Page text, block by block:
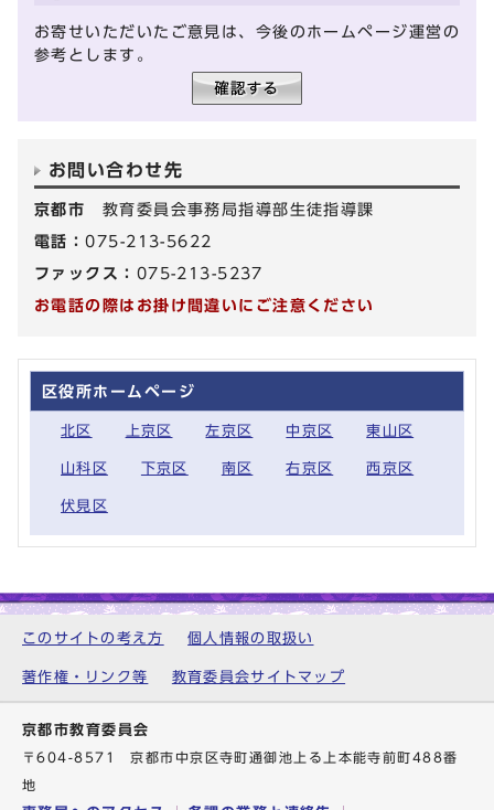
お寄せいただいたご意見は、今後のホームページ運営の
参考とします。
お問い合わせ先
京都市 教育委員会事務局指導部生徒指導課
電話：075-213-5622
ファックス： 075-213-5237
お電話の際はお掛け間違いにご注意ください
区役所ホームページ
北区 上京区 左京区 中京区 東山区
山科区 下京区 南区 右京区 西京区
伏見区
このサイトの考え方 個人情報の取扱い
著作権・リンク等 教育委員会サイトマップ
京都市教育委員会
〒604-8571 京都市中京区寺町通御池上る上本能寺前町488番
地